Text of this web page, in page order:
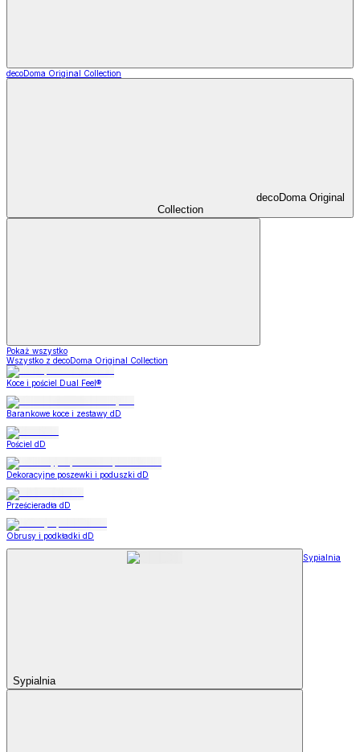
decoDoma Original Collection
decoDoma Original
Collection
Pokaż wszystko
Wszystko z decoDoma Original Collection
Koce i pościel Dual Feel®
Barankowe koce i zestawy dD
Pościel dD
Dekoracyjne poszewki i poduszki dD
Prześcieradła dD
Obrusy i podkładki dD
Sypialnia
Sypialnia